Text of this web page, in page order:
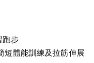
跑步
短體能訓練及拉筋伸展